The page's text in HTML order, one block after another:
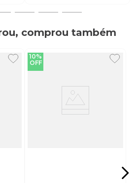
comprou também
10%
OFF